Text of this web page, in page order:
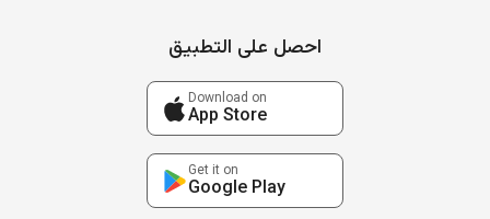
احصل على التطبيق
Download on
App Store
Get it on
Google Play